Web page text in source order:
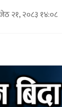
२१, २०८३ १४:०८